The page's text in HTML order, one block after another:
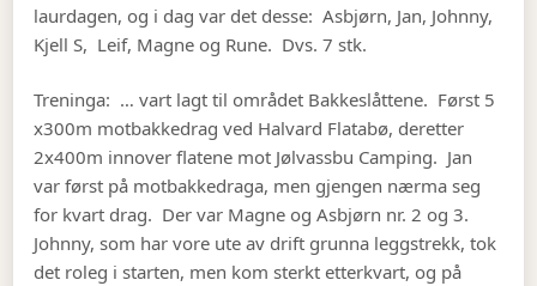
laurdagen, og i dag var det desse: Asbjørn, Jan, Johnny,
Kjell S, Leif, Magne og Rune. Dvs. 7 stk.
Treninga: … vart lagt til området Bakkeslåttene. Først 5
x300m motbakkedrag ved Halvard Flatabø, deretter
2x400m innover flatene mot Jølvassbu Camping. Jan
var først på motbakkedraga, men gjengen nærma seg
for kvart drag. Der var Magne og Asbjørn nr. 2 og 3.
Johnny, som har vore ute av drift grunna leggstrekk, tok
det roleg i starten, men kom sterkt etterkvart, og på